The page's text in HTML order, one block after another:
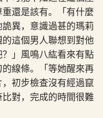
還是該有。「有什麼
異，意識過甚的瑪莉
這個男人聯想到對他
」風鳴八紘看來有點
線條。「等她醒來再
初步檢查沒有經過竄
對，完成的時間很難